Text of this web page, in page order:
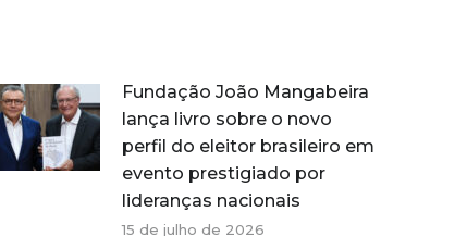
Fundação João Mangabeira
lança livro sobre o novo
perfil do eleitor brasileiro em
evento prestigiado por
lideranças nacionais
15 de julho de 2026